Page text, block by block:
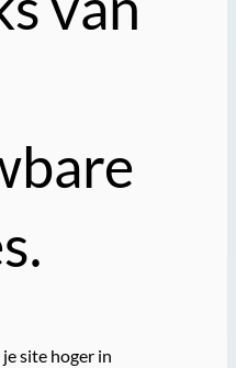
site hoger in